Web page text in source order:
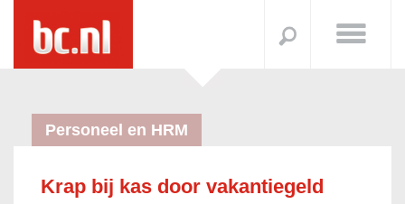
Personeel en HRM
Krap bij kas door vakantiegeld